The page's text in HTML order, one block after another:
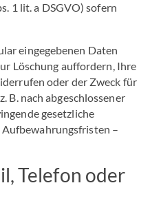
1 lit. a DSGVO) sofern
eingegebenen Daten
Löschung auffordern, Ihre
oder der Zweck für
B. nach abgeschlossener
gesetzliche
–
Telefon oder